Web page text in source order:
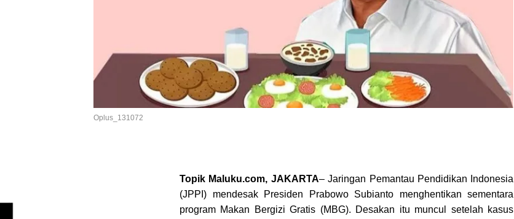
Oplus_131072
Topik Maluku.com, JAKARTA– Jaringan Pemantau Pendidikan Indonesia
(JPPI) mendesak Presiden Prabowo Subianto menghentikan sementara
program Makan Bergizi Gratis (MBG). Desakan itu muncul setelah kasus